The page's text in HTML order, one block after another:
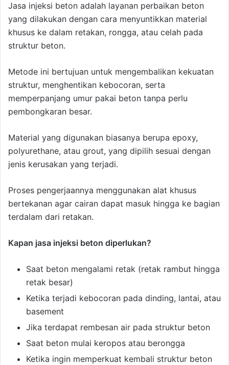
Jasa injeksi beton adalah layanan perbaikan beton
yang dilakukan dengan cara menyuntikkan material
khusus ke dalam retakan, rongga, atau celah pada
struktur beton.
Metode ini bertujuan untuk mengembalikan kekuatan
struktur, menghentikan kebocoran, serta
memperpanjang umur pakai beton tanpa perlu
pembongkaran besar.
Material yang digunakan biasanya berupa epoxy,
polyurethane, atau grout, yang dipilih sesuai dengan
jenis kerusakan yang terjadi.
Proses pengerjaannya menggunakan alat khusus
bertekanan agar cairan dapat masuk hingga ke bagian
terdalam dari retakan.
Kapan jasa injeksi beton diperlukan?
Saat beton mengalami retak (retak rambut hingga
retak besar)
Ketika terjadi kebocoran pada dinding, lantai, atau
basement
Jika terdapat rembesan air pada struktur beton
Saat beton mulai keropos atau berongga
Ketika ingin memperkuat kembali struktur beton